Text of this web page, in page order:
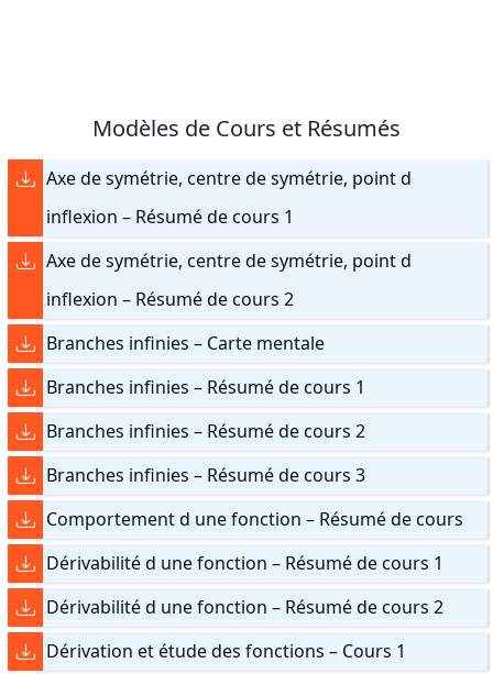
Modèles de Cours et Résumés
Axe de symétrie, centre de symétrie, point d
inflexion – Résumé de cours 1
Axe de symétrie, centre de symétrie, point d
inflexion – Résumé de cours 2
Branches infinies – Carte mentale
Branches infinies – Résumé de cours 1
Branches infinies – Résumé de cours 2
Branches infinies – Résumé de cours 3
Comportement d une fonction – Résumé de cours
Dérivabilité d une fonction – Résumé de cours 1
Dérivabilité d une fonction – Résumé de cours 2
Dérivation et étude des fonctions – Cours 1